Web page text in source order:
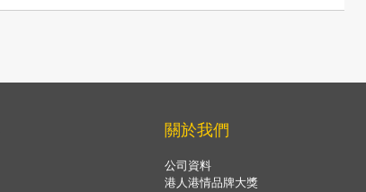
關於我們
公司資料
港人港情品牌大獎